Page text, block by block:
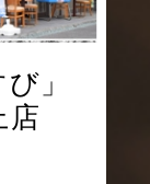
」
店